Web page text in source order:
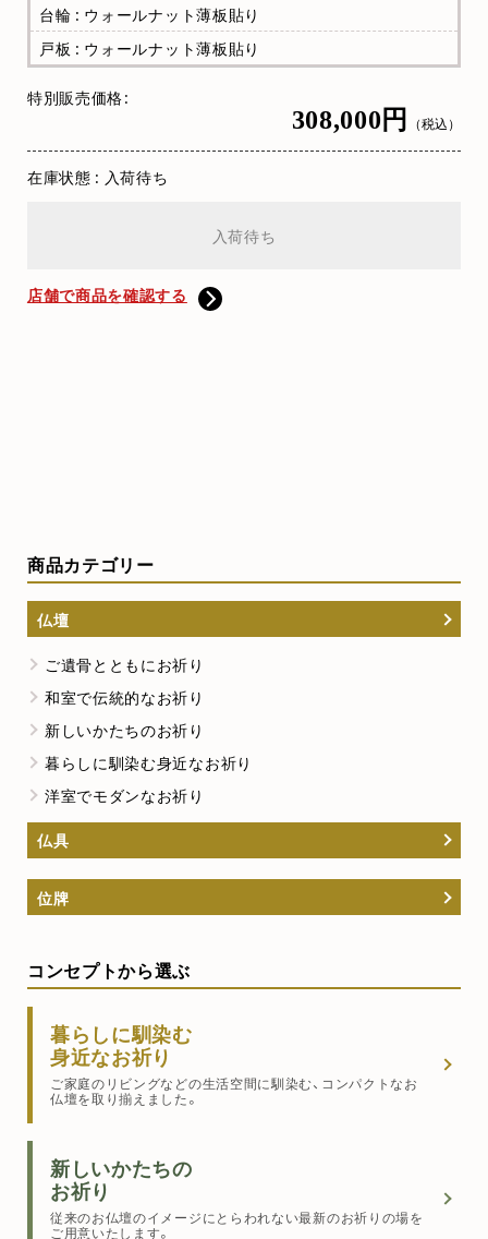
商品カテゴリー
仏壇
ご遺骨とともにお祈り
和室で伝統的なお祈り
新しいかたちのお祈り
暮らしに馴染む身近なお祈り
洋室でモダンなお祈り
仏具
位牌
コンセプトから選ぶ
暮らしに馴染む
身近なお祈り
ご家庭のリビングなどの生活空間に馴染む、コンパクトなお
仏壇を取り揃えました。
新しいかたちの
お祈り
従来のお仏壇のイメージにとらわれない最新のお祈りの場を
ご用意いたします。
台輪 : ウォールナット薄板貼り
戸板 : ウォールナット薄板貼り
特別販売価格
308,000円 （税込）
在庫状態 : 入荷待ち
入荷待ち
店舗で商品を確認する